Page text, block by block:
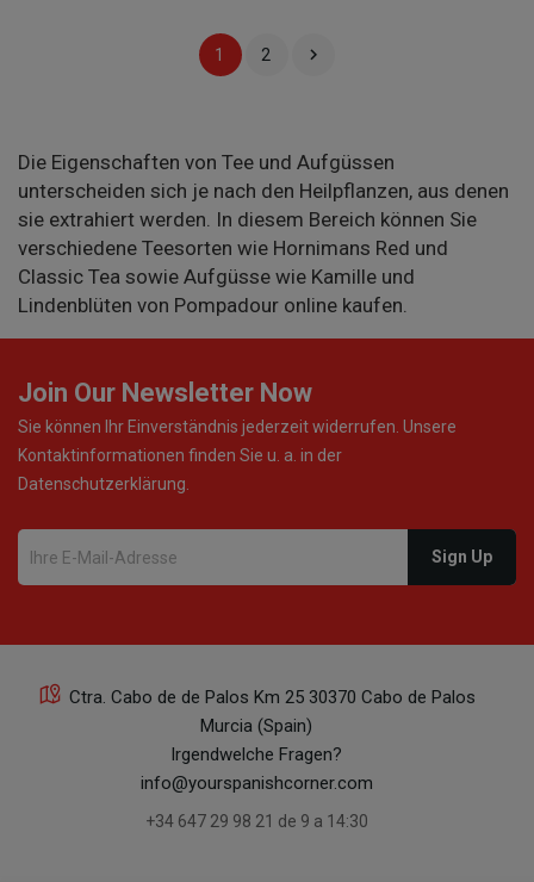
1 2 
Die Eigenschaften von Tee und Aufgüssen
unterscheiden sich je nach den Heilpflanzen, aus denen
sie extrahiert werden. In diesem Bereich können Sie
verschiedene Teesorten wie Hornimans Red und
Classic Tea sowie Aufgüsse wie Kamille und
Lindenblüten von Pompadour online kaufen.
Join Our Newsletter Now
Sie können Ihr Einverständnis jederzeit widerrufen. Unsere
Kontaktinformationen finden Sie u. a. in der
Datenschutzerklärung.
Ctra. Cabo de de Palos Km 25 30370 Cabo de Palos
Murcia (Spain)
Irgendwelche Fragen?
info@yourspanishcorner.com
+34 647 29 98 21 de 9 a 14:30